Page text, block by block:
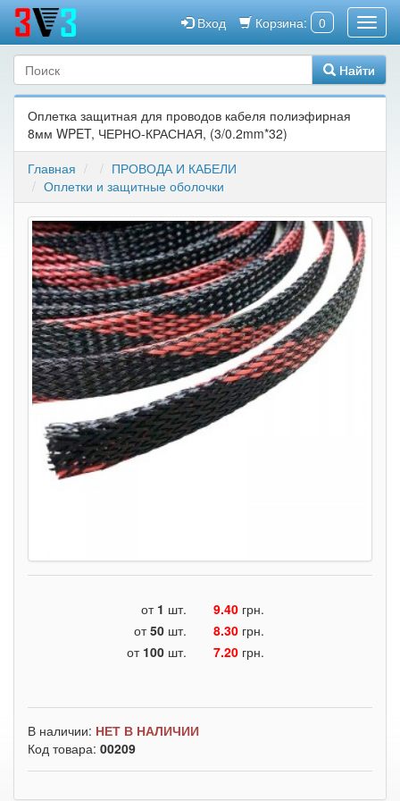
Корзина: 0
Вход
Найти
Оплетка защитная для проводов кабеля полиэфирная
8мм WPET, ЧЕРНО-КРАСНАЯ, (3/0.2mm*32)
Главная
ПРОВОДА И КАБЕЛИ
Оплетки и защитные оболочки
от 1 шт. 9.40 грн.
от50 шт. 8.30 грн.
от 100 шт. 7.20 грн.
В наличии: НЕТ В НАЛИЧИИ
Код товара: 00209